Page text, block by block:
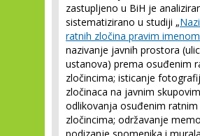
zastupljeno u BiH je
sistematizirano u studiji „
ratnih zločina pravim imenom
nazivanje javnih prostora
ustanova) prema osuđenim
zločincima; isticanje
zločinaca na javnim
odlikovanja osuđenim ratnim
zločincima; održavanje